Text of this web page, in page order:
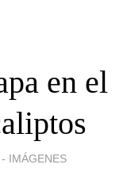
en el
- IMÁGENES